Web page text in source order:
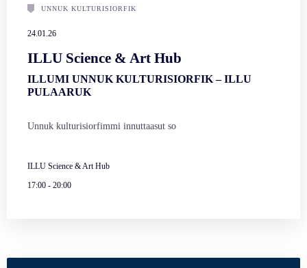
UNNUK KULTURISIORFIK
24.01.26
ILLU Science & Art Hub
ILLUMI UNNUK KULTURISIORFIK – ILLU
PULAARUK
Unnuk kulturisiorfimmi innuttaasut so
ILLU Science & Art Hub
17:00 - 20:00